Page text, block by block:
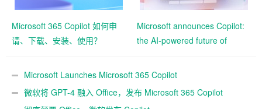
Microsoft 365 Copilot 如何申
请、下载、安装、使用？
Microsoft announces Copilot:
the AI-powered future of
Microsoft Launches Microsoft 365 Copilot
微软将 GPT-4 融入 Office，发布 Microsoft 365 Copilot